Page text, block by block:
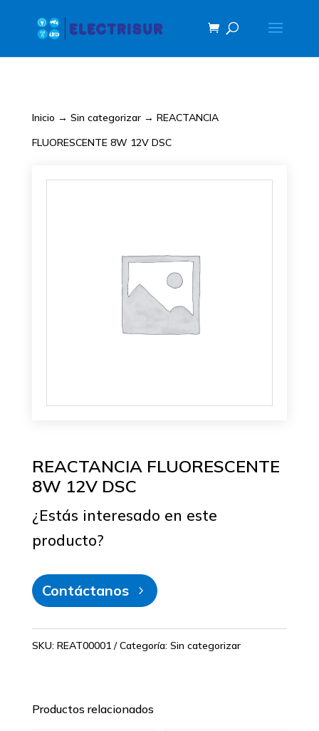
Inicio → Sin categorizar→ REACTANCIA
FLUORESCENTE 8W 12V DSC
REACTANCIA FLUORESCENTE
8W 12V DSC
¿Estás interesado en este
producto?
Contáctanos
SKU: REAT00001 Categoría: Sin categorizar
Productos relacionados